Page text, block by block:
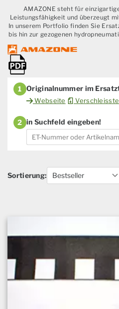
AMAZONE steht für
Leistungsfähigkeit und überzeugt
In unserem Portfolio finden Sie
bis hin zur gezogenen
1 Originalnummer im
Webseite
2 in Suchfeld eingeben!
Sortierung: